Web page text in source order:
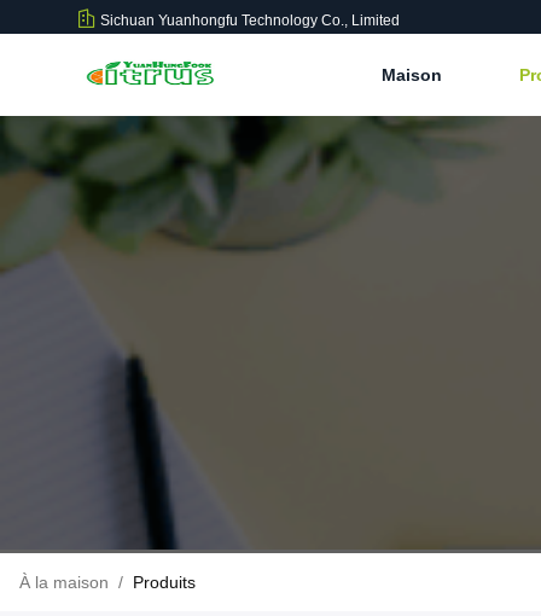
Sichuan Yuanhongfu Technology Co., Limited
Maison
À la maison / Produits